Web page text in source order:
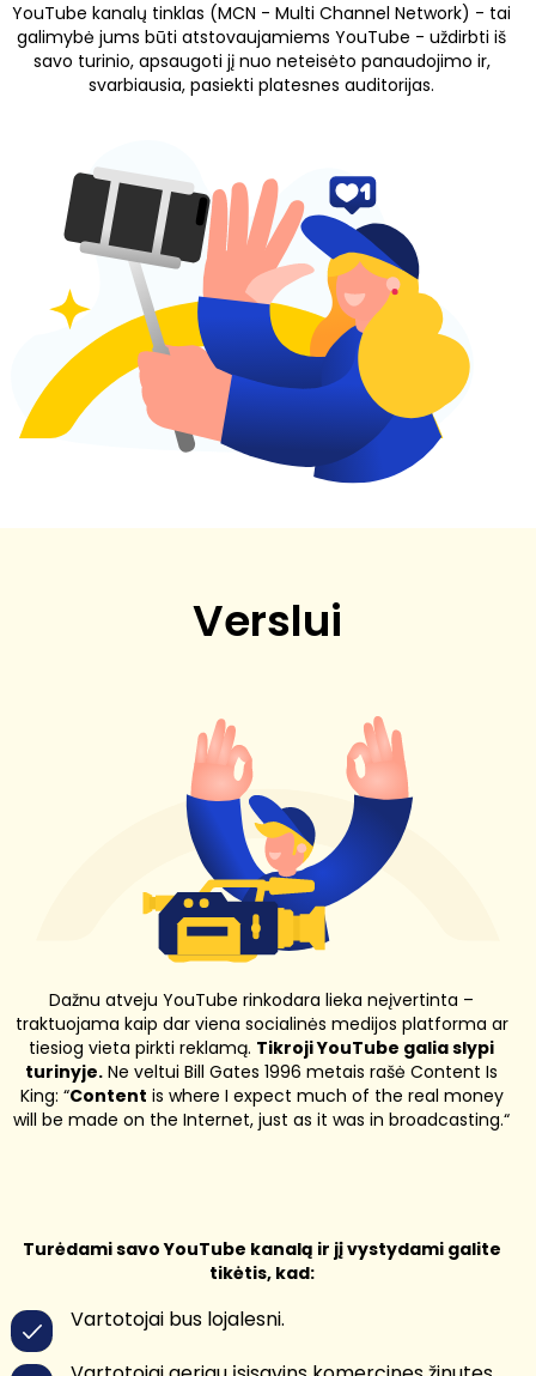
YouTube kanalų tinklas (MCN - Multi Channel Network) - tai
galimybė jums būti atstovaujamiems YouTube - uždirbti iš
savo turinio, apsaugoti jį nuo neteisėto panaudojimo ir,
svarbiausia, pasiekti platesnes auditorijas.
Verslui
Dažnu atveju YouTube rinkodara lieka neįvertinta –
traktuojama kaip dar viena socialinės medijos platforma ar
tiesiog vieta pirkti reklamą. Tikroji YouTube galia slypi
turinyje. Ne veltui Bill Gates 1996 metais rašė Content Is
King: “Content is where I expect much of the real money
will be made on the Internet, just as it was in broadcasting.“
Turėdami savo YouTube kanalą ir jį vystydami galite
tikėtis, kad:
Vartotojai bus lojalesni.